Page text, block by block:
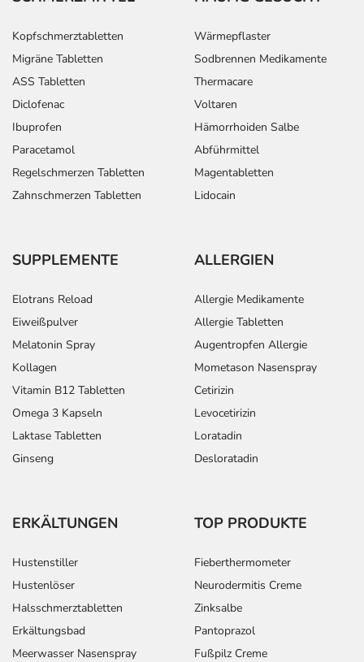
Jugendliche
Jahren (über
Körpergewicht)
Nierenkomplikationen
anderen
Arzneimitteln -
Erwachsene 1 Tablette
einen Schlaganfall -
Bluthochdruck: Erwachsene 1 Tablette
Herzschwäche -
Folgebehandlung:
Erwachsene 1 Tablette
einem Arzt oder Apotheker überschritten werden.
(z.B. 1 Glas Wasser) ein.
Kopfschmerztabletten
Migräne Tabletten
ASS Tabletten
Diclofenac
Ibuprofen
Paracetamol
Regelschmerzen Tabletten
Zahnschmerzen Tabletten
Wärmepflaster
Sodbrennen Medikamente
Thermacare
Voltaren
Hämorrhoiden Salbe
Abführmittel
Magentabletten
Lidocain
SUPPLEMENTE
Elotrans Reload
Eiweißpulver
Melatonin Spray
Kollagen
Vitamin B12 Tabletten
Omega 3 Kapseln
Laktase Tabletten
Ginseng
ALLERGIEN
Allergie Medikamente
Allergie Tabletten
Augentropfen Allergie
Mometason Nasenspray
Cetirizin
Levocetirizin
Loratadin
Desloratadin
ERKÄLTUNGEN
Hustenstiller
Hustenlöser
Halsschmerztabletten
Erkältungsbad
Meerwasser Nasenspray
TOP PRODUKTE
Fieberthermometer
Neurodermitis Creme
Zinksalbe
Pantoprazol
Fußpilz Creme